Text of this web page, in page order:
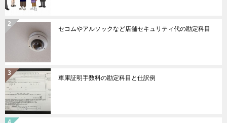
セコムやアルソックなど店舗セキュリティ代の勘定科目
車庫証明手数料の勘定科目と仕訳例